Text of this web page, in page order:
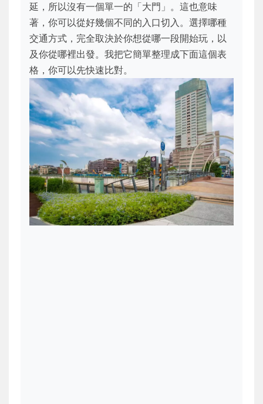
延，所以沒有一個單一的「大門」。這也意味
著，你可以從好幾個不同的入口切入。選擇哪種
交通方式，完全取決於你想從哪一段開始玩，以
及你從哪裡出發。我把它簡單整理成下面這個表
格，你可以先快速比對。